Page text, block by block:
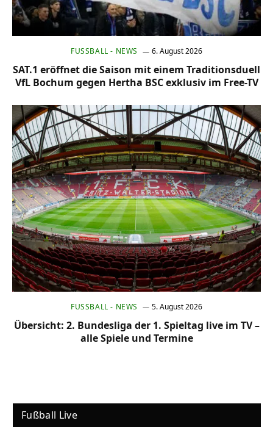
FUSSBALL - NEWS 6. August 2026
SAT.1 eröffnet die Saison mit einem Traditionsduell
VfL Bochum gegen Hertha BSC exklusiv im Free-TV
FUSSBALL - NEWS 5. August 2026
Übersicht: 2. Bundesliga der 1. Spieltag live im TV –
alle Spiele und Termine
Fußball Live